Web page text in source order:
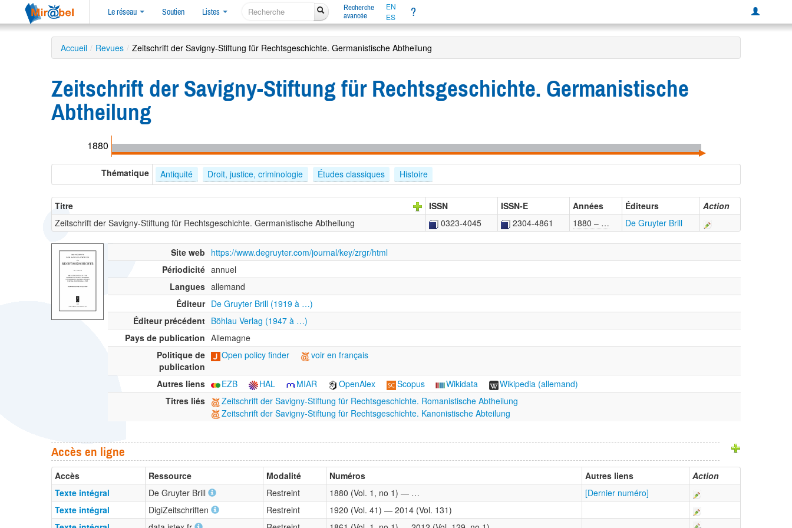
Le réseau Soutien Listes
Recherche
avancée
EN
ES
?
Accueil / Revues / Zeitschrift der Savigny-Stiftung für Rechtsgeschichte. Germanistische Abtheilung
Zeitschrift der Savigny-Stiftung für Rechtsgeschichte. Germanistische
Abtheilung
1880
Thématique Antiquité Droit, justice, criminologie Études classiques Histoire
Titre ISSN ISSN-E Années Éditeurs
Action
Zeitschrift der Savigny-Stiftung für Rechtsgeschichte. Germanistische Abtheilung
0323-4045 2304-4861 1880 – … De Gruyter Brill
Site web https://www.degruyter.com/journal/key/zrgr/html
Périodicité annuel
Langues allemand
Éditeur De Gruyter Brill (1919 à …)
Éditeur précédent Böhlau Verlag (1947 à …)
Pays de publication Allemagne
Politique de
publication
Open policy finder voir en français
Autres liens EZB HAL MIAR OpenAlex Scopus Wikidata
Wikipedia (allemand)
Titres liés
Zeitschrift der Savigny-Stiftung für Rechtsgeschichte. Romanistische Abtheilung
Zeitschrift der Savigny-Stiftung für Rechtsgeschichte. Kanonistische Abteilung
Accès en ligne
Accès Ressource Modalité Numéros Autres liens
Action
Texte intégral
De Gruyter Brill Restreint 1880 (Vol. 1, no 1) — …
[Dernier numéro]
Texte intégral
DigiZeitschriften Restreint
1920 (Vol. 41) — 2014 (Vol. 131)